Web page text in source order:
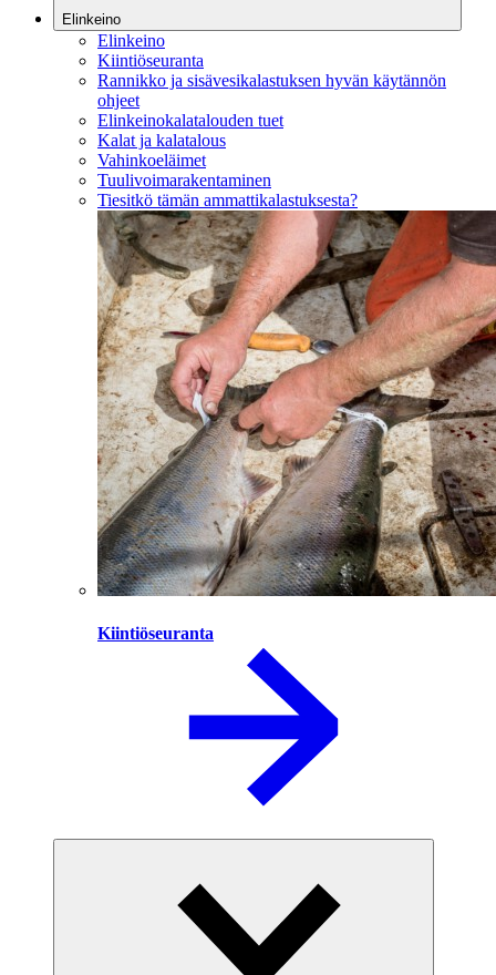
Elinkeino
Elinkeino
Kiintiöseuranta
Rannikko ja sisävesikalastuksen hyvän käytännön
ohjeet
Elinkeinokalatalouden tuet
Kalat ja kalatalous
Vahinkoeläimet
Tuulivoimarakentaminen
Tiesitkö tämän ammattikalastuksesta?
Kiintiöseuranta